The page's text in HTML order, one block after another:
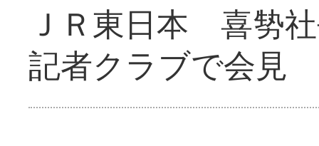
ＪＲ東日本 喜㔟
記者クラブで会見